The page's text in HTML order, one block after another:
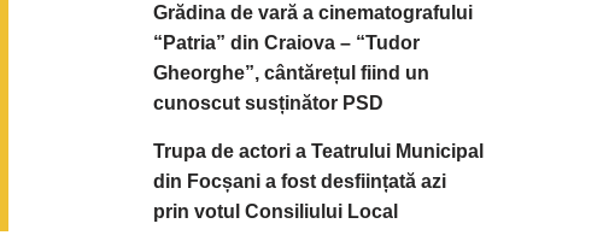
Grădina de vară a cinematografului
“Patria” din Craiova – “Tudor
Gheorghe”, cântărețul fiind un
cunoscut susținător PSD
Trupa de actori a Teatrului Municipal
din Focșani a fost desființată azi
prin votul Consiliului Local